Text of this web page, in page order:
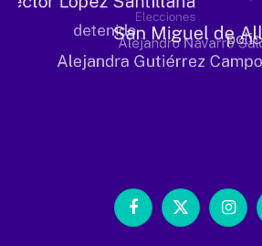
Facebook
X